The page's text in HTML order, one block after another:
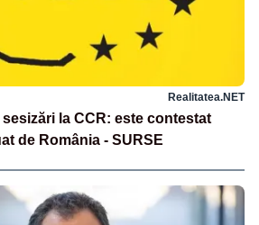
Realitatea.NET
la CCR: este contestat
de România - SURSE